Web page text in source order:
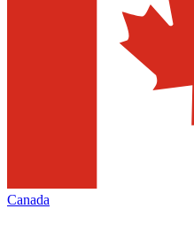
Canada